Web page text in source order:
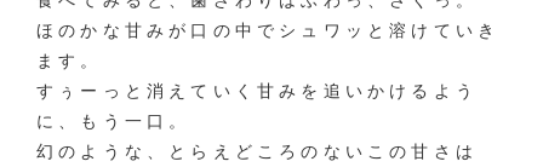
ほのかな甘みが口の中でシュワッと溶けていき
ます。
すぅーっと消えていく甘みを追いかけるよう
に、もう一口。
幻のような、とらえどころのないこの甘さは